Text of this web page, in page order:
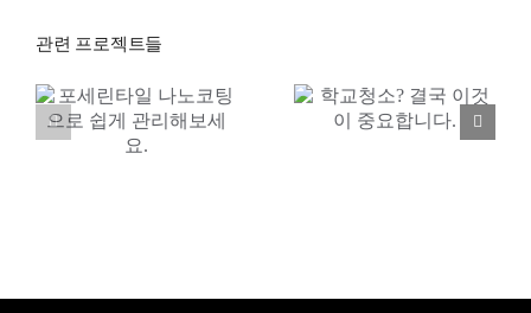
관련 프로젝트들
학교청소? 결국
이것이
상업시설
청소이야기,